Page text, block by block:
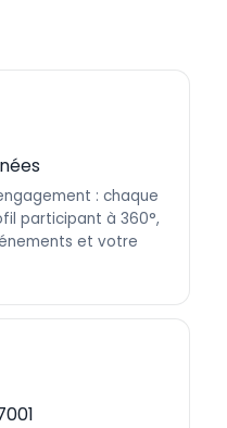
: chaque
participant à 360°,
et votre